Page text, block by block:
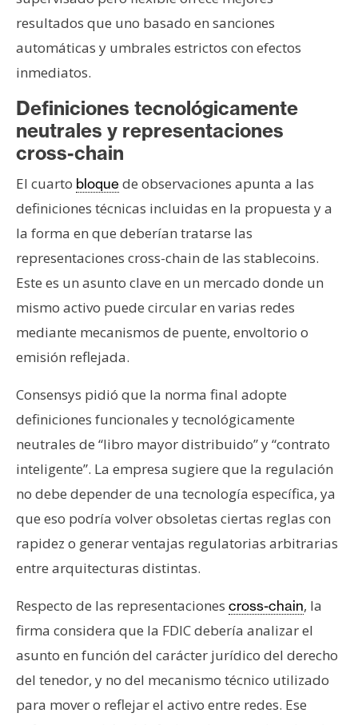
resultados que uno basado en sanciones
automáticas y umbrales estrictos con efectos
inmediatos.
Definiciones tecnológicamente
neutrales y representaciones
cross-chain
El cuarto bloquede observaciones apunta a las
definiciones técnicas incluidas en la propuesta y a
la forma en que deberían tratarse las
representaciones cross-chain de las stablecoins.
Este es un asunto clave en un mercado donde un
mismo activo puede circular en varias redes
mediante mecanismos de puente, envoltorio o
emisión reflejada.
Consensys pidió que la norma final adopte
definiciones funcionales y tecnológicamente
neutrales de “libro mayor distribuido” y “contrato
inteligente”. La empresa sugiere que la regulación
no debe depender de una tecnología específica, ya
que eso podría volver obsoletas ciertas reglas con
rapidez o generar ventajas regulatorias arbitrarias
entre arquitecturas distintas.
Respecto de las representaciones cross-chain, la
firma considera que la FDIC debería analizar el
asunto en función del carácter jurídico del derecho
del tenedor, y no del mecanismo técnico utilizado
para mover o reflejar el activo entre redes. Ese